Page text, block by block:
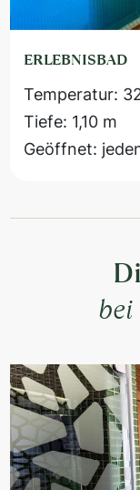
ERLEBNISBAD
Temperatur:
Tiefe: 1,10 m
Geöffnet: